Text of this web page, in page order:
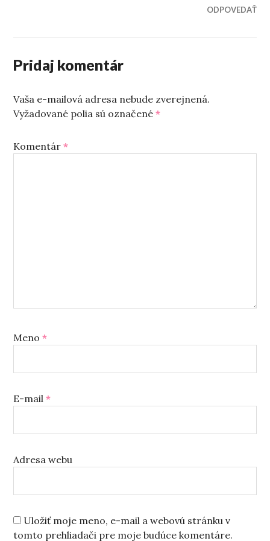
ODPOVEDAŤ
Pridaj komentár
Vaša e-mailová adresa nebude zverejnená.
Vyžadované polia sú označené*
Komentár*
Meno*
E-mail*
Adresa webu
Uložiť moje meno, e-mail a webovú stránku v
tomto prehliadači pre moje budúce komentáre.